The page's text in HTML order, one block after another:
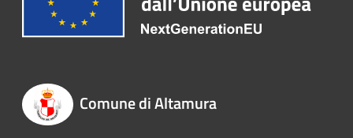
Comune di Altamura